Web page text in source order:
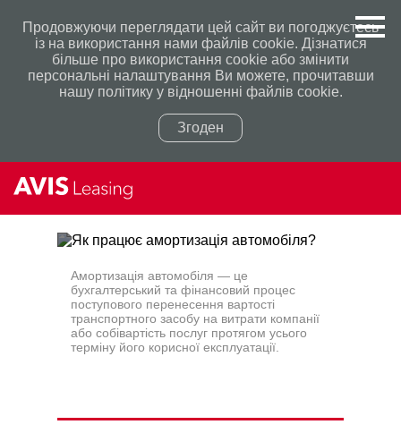
Продовжуючи переглядати цей сайт ви погоджуєтесь
із на використання нами файлів cookie. Дізнатися
більше про використання сookie або змінити
персональні налаштування Ви можете, прочитавши
нашу політику у відношенні файлів сookie.
Згоден
Амортизація автомобіля — це
бухгалтерський та фінансовий процес
поступового перенесення вартості
транспортного засобу на витрати компанії
або собівартість послуг протягом усього
терміну його корисної експлуатації.
Політикою конфіденційності
Політикою конфіденційності